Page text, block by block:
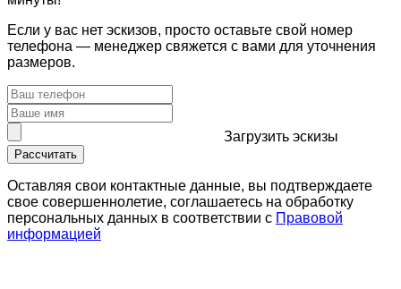
Если у вас нет эскизов, просто оставьте свой номер
телефона — менеджер свяжется с вами для уточнения
размеров.
Загрузить эскизы
Рассчитать
Оставляя свои контактные данные, вы подтверждаете
свое совершеннолетие, соглашаетесь на обработку
персональных данных в соответствии с Правовой
информацией